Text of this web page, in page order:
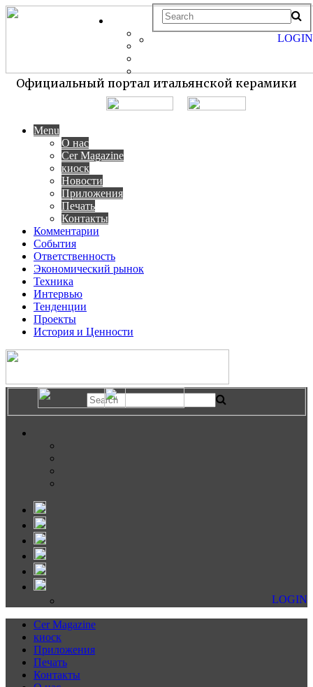
Официальный портал итальянской керамики
Menu
О нас
Cer Magazine
киоск
Новости
Приложения
Печать
Контакты
Комментарии
События
Ответственность
Экономический рынок
Техника
Интервью
Тенденции
Проекты
История и Ценности
LOGIN
LOGIN
Cer Magazine
киоск
Приложения
Печать
Контакты